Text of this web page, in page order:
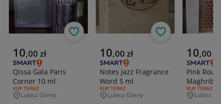
Aktualna cena
10,00 zł
Qissa Gala Paris
Corner 10 ml
RODZAJ OFERTY:
KUP TERAZ
Miejscowość
Lubicz Górny
Obserwuj
Aktualna cena
10,00 zł
Notes Jazz Fragrance
Word 5 ml
RODZAJ OFERTY:
KUP TERAZ
Miejscowość
Lubicz Górny
Obserwuj
Aktualna
10,00
Pink
Maghribi
RODZAJ
KUP TERAZ
Lubicz